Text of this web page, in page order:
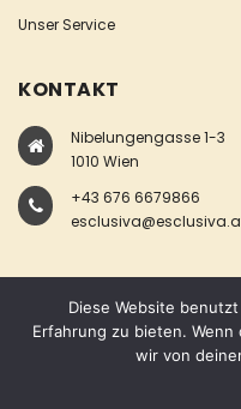
Unser Service
KONTAKT
Nibelungengasse 1-3
1010 Wien
+43 676 6679866
Diese Website
Erfahrung zu bieten.
wir von